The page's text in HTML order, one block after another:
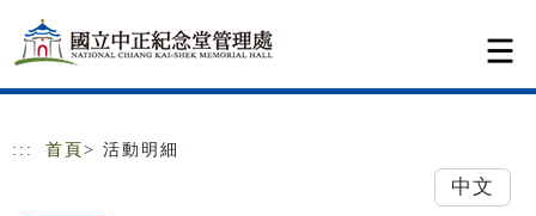
跳到主要內容
網站導覽
::: 首頁 > 活動明細
中文